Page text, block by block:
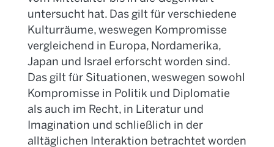
untersucht hat. Das gilt für verschiedene
Kulturräume, weswegen Kompromisse
vergleichend in Europa, Nordamerika,
Japan und Israel erforscht worden sind.
Das gilt für Situationen, weswegen sowohl
Kompromisse in Politik und Diplomatie
als auch im Recht, in Literatur und
Imagination und schließlich in der
alltäglichen Interaktion betrachtet worden